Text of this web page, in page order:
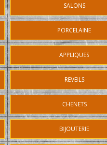
SALONS
PORCELAINE
APPLIQUES
REVEILS
CHENETS
BIJOUTERIE